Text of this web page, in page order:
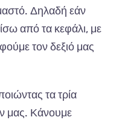
Δηλαδή εάν
από τα κεφάλι, με
τον δεξιό μας
τα τρία
μας. Κάνουμε